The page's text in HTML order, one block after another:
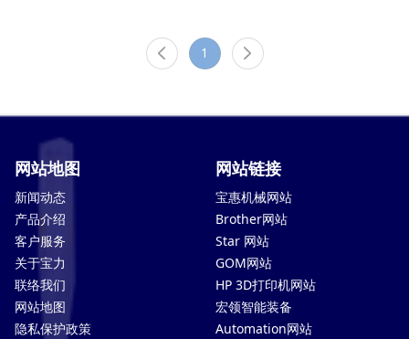
1
网站地图
新闻动态
产品介绍
客户服务
关于宝力
联络我们
网站地图
隐私保护政策
网站链接
宝惠机械网站
Brother网站
Star 网站
GOM网站
HP 3D打印机网站
宏领智能装备
Automation网站